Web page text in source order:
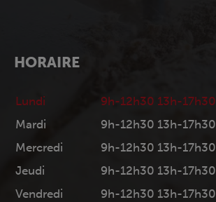
HORAIRE
Lundi
9h-12h30 13h-17h30
Mardi
9h-12h30 13h-17h30
Mercredi
9h-12h30 13h-17h30
Jeudi
9h-12h30 13h-17h30
Vendredi
9h-12h30 13h-17h30